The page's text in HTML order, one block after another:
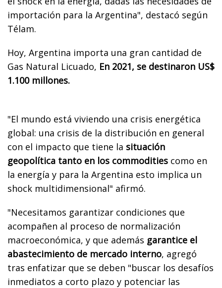
importación para la Argentina", destacó según
Télam.
Hoy, Argentina importa una gran cantidad de
Gas Natural Licuado, En 2021, se destinaron US$
1.100 millones.
"El mundo está viviendo una crisis energética
global: una crisis de la distribución en general
con el impacto que tiene la situación
geopolítica tanto en los commodities como en
la energía y para la Argentina esto implica un
shock multidimensional" afirmó.
"Necesitamos garantizar condiciones que
acompañen al proceso de normalización
macroeconómica, y que además garantice el
abastecimiento de mercado interno, agregó
tras enfatizar que se deben "buscar los desafíos
inmediatos a corto plazo y potenciar las